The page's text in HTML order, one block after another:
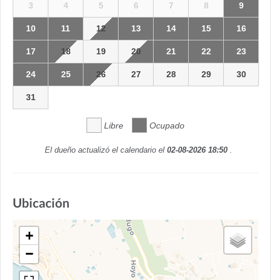
3 4 5 6 7 8 9
10 11 12 13 14 15 16
17 18 19 20 21 22 23
24 25 26 27 28 29 30
31
Libre Ocupado
El dueño actualizó el calendario el 02-08-2026 18:50 .
Ubicación
+
−